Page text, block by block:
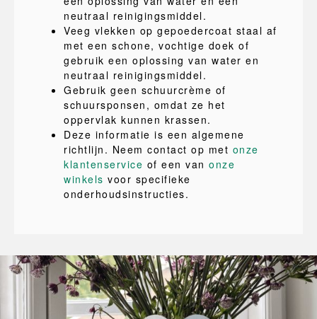
neutraal reinigingsmiddel.
Veeg vlekken op gepoedercoat staal af
met een schone, vochtige doek of
gebruik een oplossing van water en
neutraal reinigingsmiddel.
Gebruik geen schuurcrème of
schuursponsen, omdat ze het
oppervlak kunnen krassen.
Deze informatie is een algemene
richtlijn. Neem contact op met onze
klantenservice of een van onze
winkels voor specifieke
onderhoudsinstructies.